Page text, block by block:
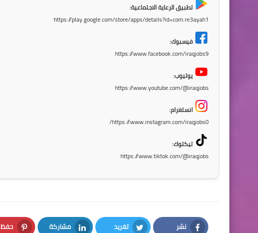
تطبيق الرعاية الاجتماعية:
https://play.google.com/store/apps/details?id=com.re3ayah1
فيسبوك:
https://www.facebook.com/iraqjobs9
يوتيوب:
https://www.youtube.com/@iraqjobs
انستغرام:
https://www.instagram.com/iraqjobs0/
تيكتوك:
https://www.tiktok.com/@iraqjobs
نشر تغريد مشاركة حفظ